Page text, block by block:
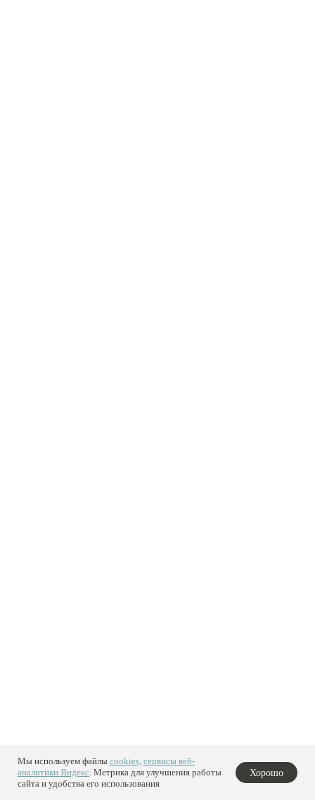
Мы используем файлы cookies, сервисы веб-
аналитики Яндекс. Метрика для улучшения работы
сайта и удобства его использования
Хорошо